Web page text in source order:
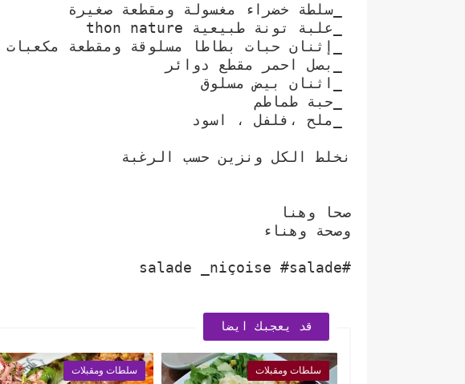
_سلطة خضراء مغسولة ومقطعة صغيرة
_علبة تونة طبيعية thon nature
_إثنان حبات بطاطا مسلوقة ومقطعة مكعبات
_بصل احمر مقطع دوائر
_اثنان بيض مسلوق
_حبة طماطم
_ملح ،فلفل ، اسود
نخلط الكل ونزين حسب الرغبة
صحا وهنا
وصحة وهناء
#salade _niçoise #salade
قد يعجبك ايضا
سلطات ومقبلات سلطات ومقبلات